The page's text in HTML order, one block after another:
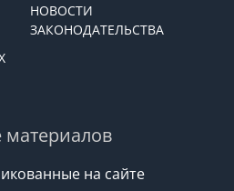
НОВОСТИ
ЗАКОНОДАТЕЛЬСТВА
на сайте